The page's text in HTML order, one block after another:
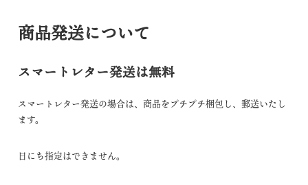
商品発送について
スマートレター発送は無料
スマートレター発送の場合は、商品をプチプチ梱包し、郵送いたし
ます。
日にち指定はできません。